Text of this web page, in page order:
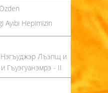
Ayıbı Hepimizin
Лъэпщ и
Гъуэгуанэмрэ - II